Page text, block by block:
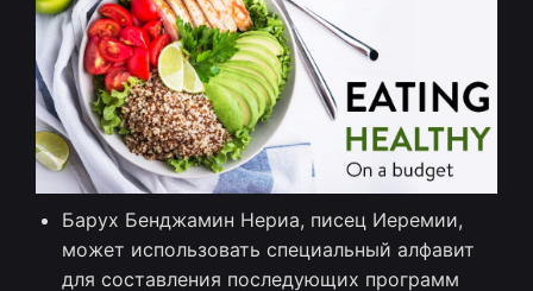
Барух Бенджамин Нериа, писец Иеремии,
может использовать специальный алфавит
для составления последующих программ